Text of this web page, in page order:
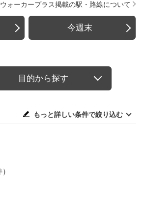
ウォーカープラス掲載の駅・路線について
今週末
目的から探す
もっと詳しい条件で絞り込む